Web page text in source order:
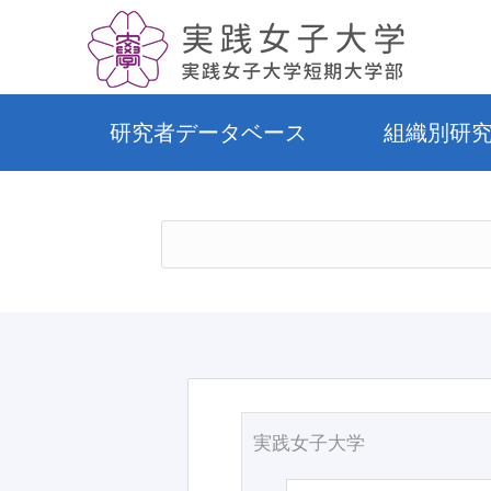
研究者データベース 組織別研
実践女子大学